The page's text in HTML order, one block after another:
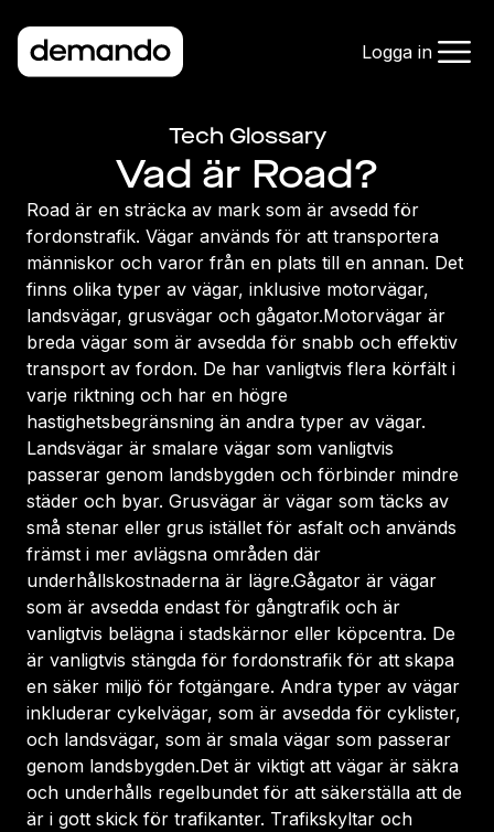
Logga in
Tech Glossary
Vad är Road?
Road är en sträcka av mark som är avsedd för
fordonstrafik. Vägar används för att transportera
människor och varor från en plats till en annan. Det
finns olika typer av vägar, inklusive motorvägar,
landsvägar, grusvägar och gågator.Motorvägar är
breda vägar som är avsedda för snabb och effektiv
transport av fordon. De har vanligtvis flera körfält i
varje riktning och har en högre
hastighetsbegränsning än andra typer av vägar.
Landsvägar är smalare vägar som vanligtvis
passerar genom landsbygden och förbinder mindre
städer och byar. Grusvägar är vägar som täcks av
små stenar eller grus istället för asfalt och används
främst i mer avlägsna områden där
underhållskostnaderna är lägre.Gågator är vägar
som är avsedda endast för gångtrafik och är
vanligtvis belägna i stadskärnor eller köpcentra. De
är vanligtvis stängda för fordonstrafik för att skapa
en säker miljö för fotgängare. Andra typer av vägar
inkluderar cykelvägar, som är avsedda för cyklister,
och landsvägar, som är smala vägar som passerar
genom landsbygden.Det är viktigt att vägar är säkra
och underhålls regelbundet för att säkerställa att de
är i gott skick för trafikanter. Trafikskyltar och